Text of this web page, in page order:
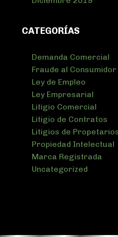
CATEGORÍAS
Demanda Comercial
Fraude al Consumidor
Ley de Empleo
Ley Empresarial
Litigio Comercial
Litigio de Contratos
Litigios de
Propiedad Intelectual
Marca Registrada
Uncategorized